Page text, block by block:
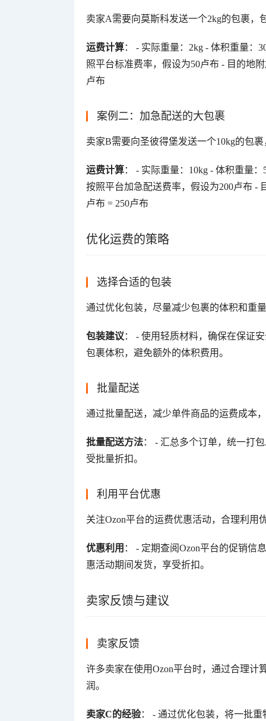
卖家A需要向莫斯科发送一个2kg的包裹，
运费计算： - 实际重量：2kg - 体积重量：
照平台标准费率，假设为50卢布 - 目的地
卢布
案例二：加急配送的大包裹
卖家B需要向圣彼得堡发送一个10kg的包
运费计算： - 实际重量：10kg - 体积重量
按照平台加急配送费率，假设为200卢布 -
卢布 = 250卢布
优化运费的策略
选择合适的包装
通过优化包装，尽量减少包裹的体积和重
包装建议 ： - 使用轻质材料，确保在保证
包裹体积，避免额外的体积费用。
批量配送
通过批量配送，减少单件商品的运费成本
批量配送方法： - 汇总多个订单，统一打
受批量折扣。
利用平台优惠
关注Ozon平台的运费优惠活动，合理利用
优惠利用 ： - 定期查阅Ozon平台的促销信
惠活动期间发货，享受折扣。
卖家反馈与建议
卖家反馈
许多卖家在使用Ozon平台时，通过合理计
润。
卖家C的经验： - 通过优化包装，将一批